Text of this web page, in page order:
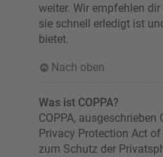
weiter. Wir empfehlen
sie schnell erledigt ist
bietet.
Nach oben
Was ist COPPA?
COPPA, ausgeschrieben
Privacy Protection Act
zum Schutz der